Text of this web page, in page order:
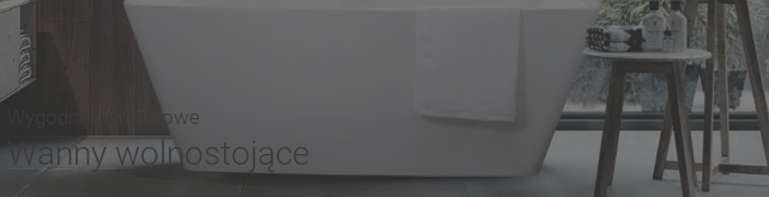
Wygodne i luksusowe
Wanny wolnostojące